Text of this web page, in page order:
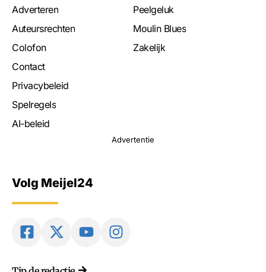
Adverteren
Auteursrechten
Colofon
Contact
Privacybeleid
Spelregels
AI-beleid
Peelgeluk
Moulin Blues
Zakelijk
Advertentie
Volg Meijel24